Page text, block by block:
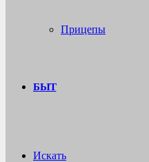
Прицепы
БЫТ
Искать